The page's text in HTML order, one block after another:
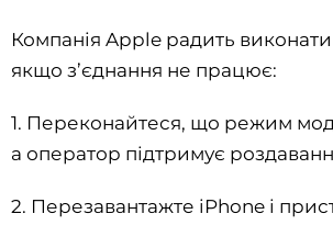
Компанія Apple радить виконати
якщо з’єднання не працює:
1. Переконайтеся, що режим
а оператор підтримує
2. Перезавантажте iPhone і